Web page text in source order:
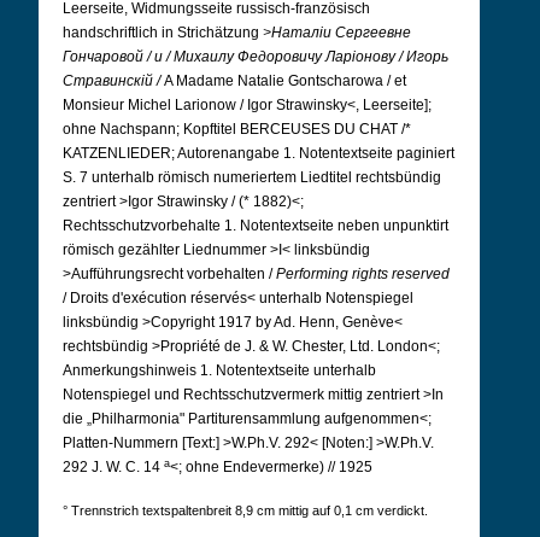
Leerseite, Widmungsseite russisch-französisch
handschriftlich in Strichätzung >Наталiи Сергеевне
Гончаровой / и / Михаилу Федоровичу Ларiонову / Игорь
Стравинскiй / A Madame Natalie Gontscharowa / et
Monsieur Michel Larionow / Igor Strawinsky<, Leerseite];
ohne Nachspann; Kopftitel BERCEUSES DU CHAT /*
KATZENLIEDER; Autorenangabe 1. Notentextseite paginiert
S. 7 unterhalb römisch numeriertem Liedtitel rechtsbündig
zentriert >Igor Strawinsky / (* 1882)<;
Rechtsschutzvorbehalte 1. Notentextseite neben unpunktirt
römisch gezählter Liednummer >I< linksbündig
>Aufführungsrecht vorbehalten /Performing rights reserved
/ Droits d'exécution réservés< unterhalb Notenspiegel
linksbündig >Copyright 1917 by Ad. Henn, Genève<
rechtsbündig >Propriété de J. & W. Chester, Ltd. London<;
Anmerkungshinweis 1. Notentextseite unterhalb
Notenspiegel und Rechtsschutzvermerk mittig zentriert >In
die „Philharmonia" Partiturensammlung aufgenommen<;
Platten-Nummern [Text:] >W.Ph.V. 292< [Noten:] >W.Ph.V.
292 J. W. C. 14 a<; ohne Endevermerke) // 1925
° Trennstrich textspaltenbreit 8,9 cm mittig auf 0,1 cm verdickt.